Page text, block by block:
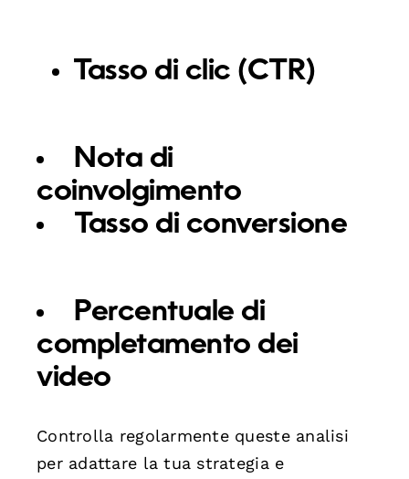
Tasso di clic (CTR)
Nota di
coinvolgimento
Tasso di conversione
Percentuale di
completamento dei
video
Controlla regolarmente queste analisi
per adattare la tua strategia e